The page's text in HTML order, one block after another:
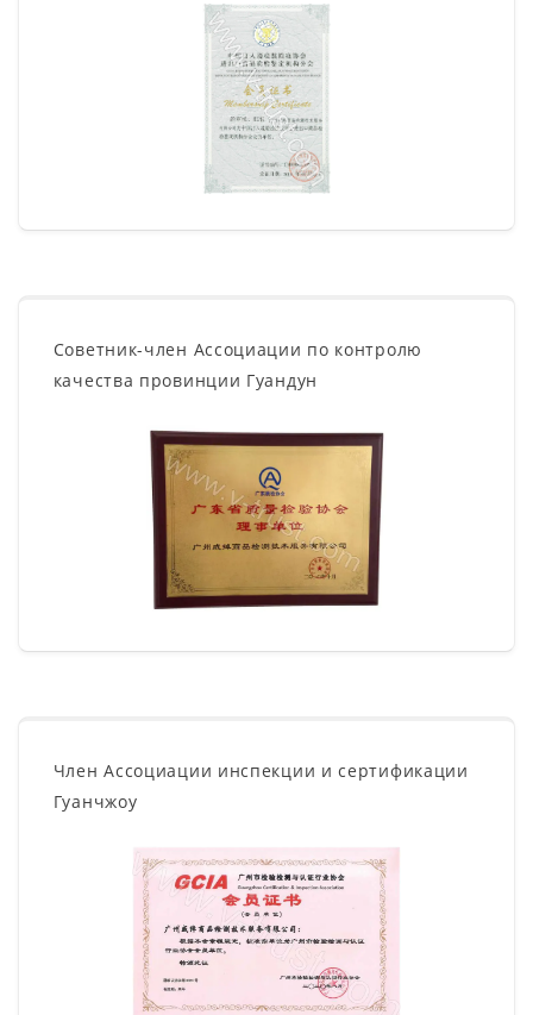
Советник-член Ассоциации по контролю
качества провинции Гуандун
Член Ассоциации инспекции и сертификации
Гуанчжоу